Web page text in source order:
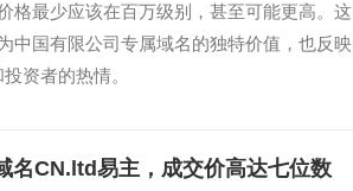
格最少应该在百万级别，甚至可能更高。这
中国有限公司专属域名的独特价值，也反映
资者的热情。
名CN.ltd易主，成交价高达七位数